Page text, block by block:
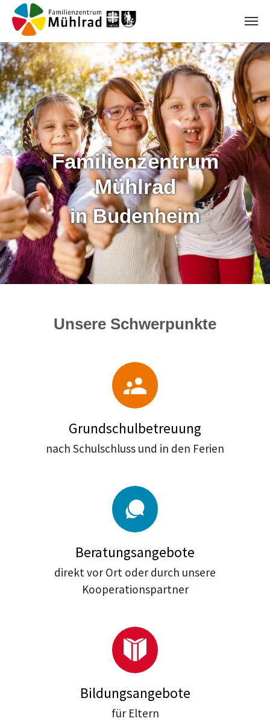
Zum Hauptinhalt springen
Familienzentrum
Mühlrad
in Budenheim
Unsere Schwerpunkte
Grundschulbetreuung
nach Schulschluss und in den Ferien
Beratungsangebote
direkt vor Ort oder durch unsere
Kooperationspartner
Bildungsangebote
für Eltern